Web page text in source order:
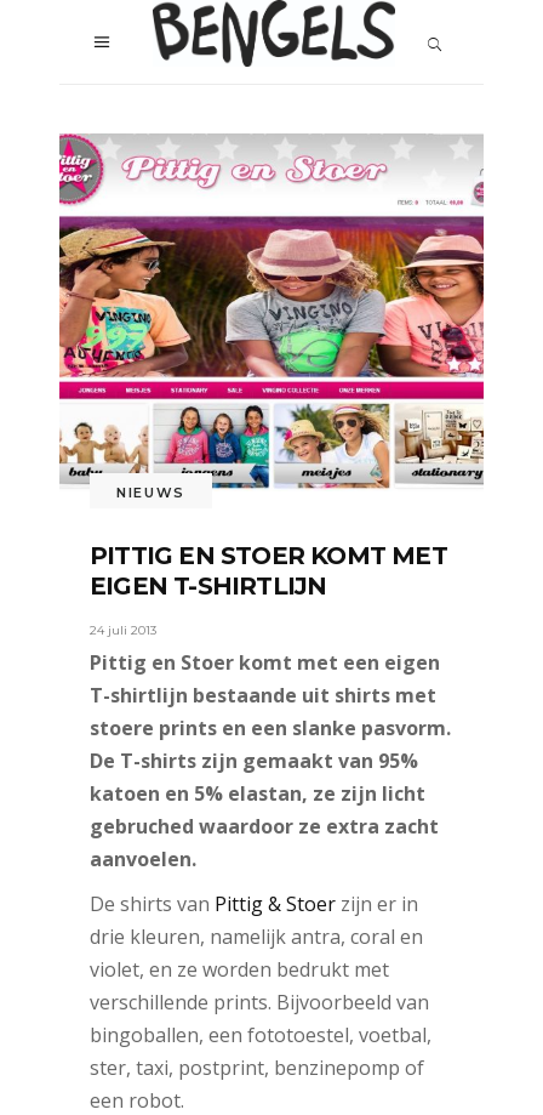
NIEUWS
PITTIG EN STOER KOMT MET
EIGEN T-SHIRTLIJN
24 juli 2013
Pittig en Stoer komt met een eigen
T-shirtlijn bestaande uit shirts met
stoere prints en een slanke pasvorm.
De T-shirts zijn gemaakt van 95%
katoen en 5% elastan, ze zijn licht
gebruched waardoor ze extra zacht
aanvoelen.
De shirts van Pittig & Stoer zijn er in
drie kleuren, namelijk antra, coral en
violet, en ze worden bedrukt met
verschillende prints. Bijvoorbeeld van
bingoballen, een fototoestel, voetbal,
ster, taxi, postprint, benzinepomp of
een robot.